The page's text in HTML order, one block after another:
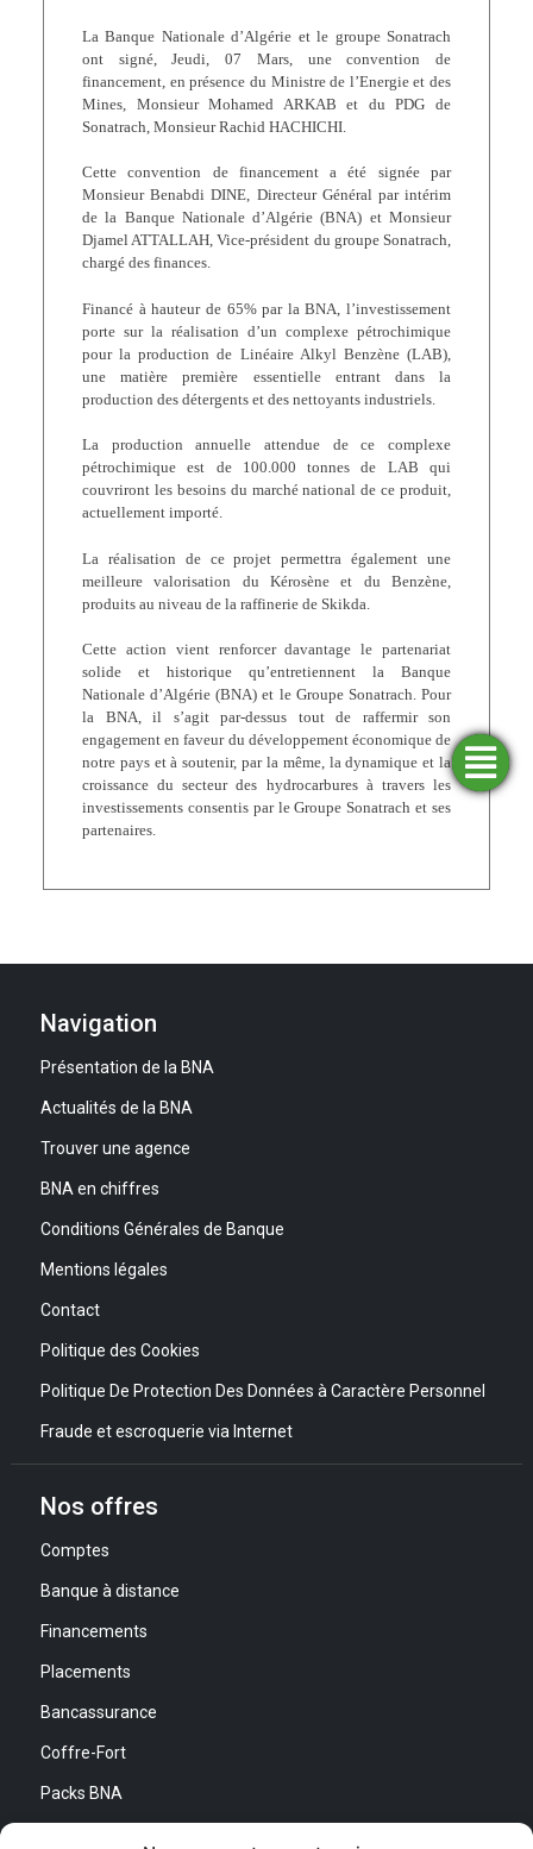
La Banque Nationale d’Algérie et le groupe Sonatrach
ont signé, Jeudi, 07 Mars, une convention de
financement, en présence du Ministre de l’Energie et des
Mines, Monsieur Mohamed ARKAB et du PDG de
Sonatrach, Monsieur Rachid HACHICHI.
Cette convention de financement a été signée par
Monsieur Benabdi DINE, Directeur Général par intérim
de la Banque Nationale d’Algérie (BNA) et Monsieur
Djamel ATTALLAH, Vice-président du groupe Sonatrach,
chargé des finances.
Financé à hauteur de 65% par la BNA, l’investissement
porte sur la réalisation d’un complexe pétrochimique
pour la production de Linéaire Alkyl Benzène (LAB),
une matière première essentielle entrant dans la
production des détergents et des nettoyants industriels.
La production annuelle attendue de ce complexe
pétrochimique est de 100.000 tonnes de LAB qui
couvriront les besoins du marché national de ce produit,
actuellement importé.
La réalisation de ce projet permettra également une
meilleure valorisation du Kérosène et du Benzène,
produits au niveau de la raffinerie de Skikda.
Cette action vient renforcer davantage le partenariat
solide et historique qu’entretiennent la Banque
Nationale d’Algérie (BNA) et le Groupe Sonatrach. Pour
la BNA, il s’agit par-dessus tout de raffermir son
engagement en faveur du développement économique de
notre pays et à soutenir, par la même, la dynamique et la
croissance du secteur des hydrocarbures à travers les
investissements consentis par le Groupe Sonatrach et ses
partenaires.
Navigation
Présentation de la BNA
Actualités de la BNA
Trouver une agence
BNA en chiffres
Conditions Générales de Banque
Mentions légales
Contact
Politique des Cookies
Politique De Protection Des Données à Caractère Personnel
Fraude et escroquerie via Internet
Nos offres
Comptes
Banque à distance
Financements
Placements
Bancassurance
Coffre-Fort
Packs BNA
Trouver
une
agence
Demander
un
financement
Simulateurs
Ouvrir
un
compte